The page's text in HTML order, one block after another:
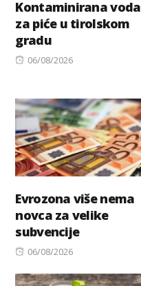
Kontaminirana voda
za piće u tirolskom
gradu
Posted
06/08/2026
Evrozona više nema
novca za velike
subvencije
Posted
06/08/2026